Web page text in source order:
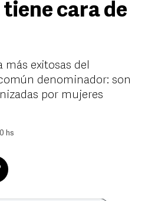
cara de
más exitosas del
denominador: son
por mujeres
hs